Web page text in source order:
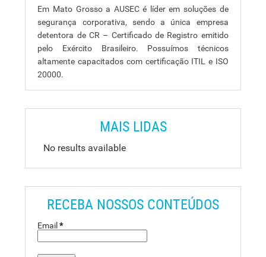
Em Mato Grosso a AUSEC é líder em soluções de
segurança corporativa, sendo a única empresa
detentora de CR – Certificado de Registro emitido
pelo Exército Brasileiro. Possuímos técnicos
altamente capacitados com certificação ITIL e ISO
20000.
MAIS LIDAS
No results available
RECEBA NOSSOS CONTEÚDOS
Email*